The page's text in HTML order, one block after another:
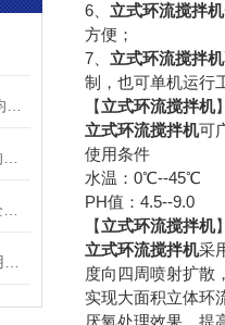
6、 立式环流搅拌机
方便；
7、 立式环流搅拌机
制，也可单机运行
【立式环流搅拌机
立式环流搅拌机可
使用条件
水温：0℃--45℃
PH值：4.5--9.0
【立式环流搅拌机
立式环流搅拌机采
度向四周喷射扩散
实现大面积立体环
厌氧处理效果，提